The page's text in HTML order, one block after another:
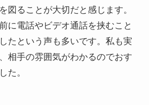
図ることが大切だと感じます。
に電話やビデオ通話を挟むこと
たという声も多いです。私も実
相手の雰囲気がわかるのでおす
た。